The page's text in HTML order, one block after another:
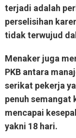
terjadi adalah
perselisihan
tidak terwujud
Menaker juga
PKB antara
serikat pekerja
penuh semangat
mencapai
yakni 18 hari.